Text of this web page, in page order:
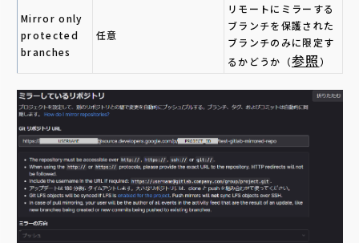
Mirror only
protected
branches
任意
リモートにミラーする
ブランチを保護された
ブランチのみに限定す
るかどうか（参照 ）